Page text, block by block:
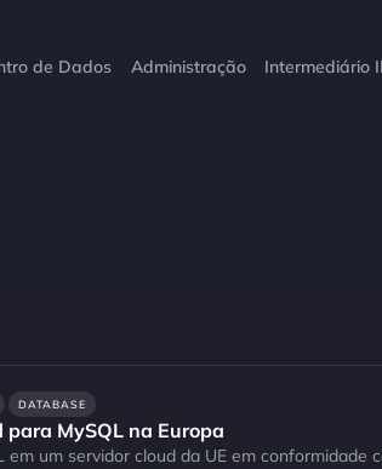
de Dados Administração Intermediário
DATABASE
para MySQL na Europa
em um servidor cloud da UE em conformidade